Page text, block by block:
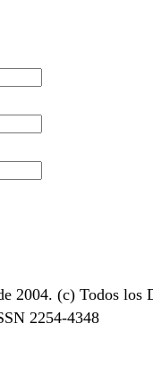
2004. (c) Todos los
2254-4348